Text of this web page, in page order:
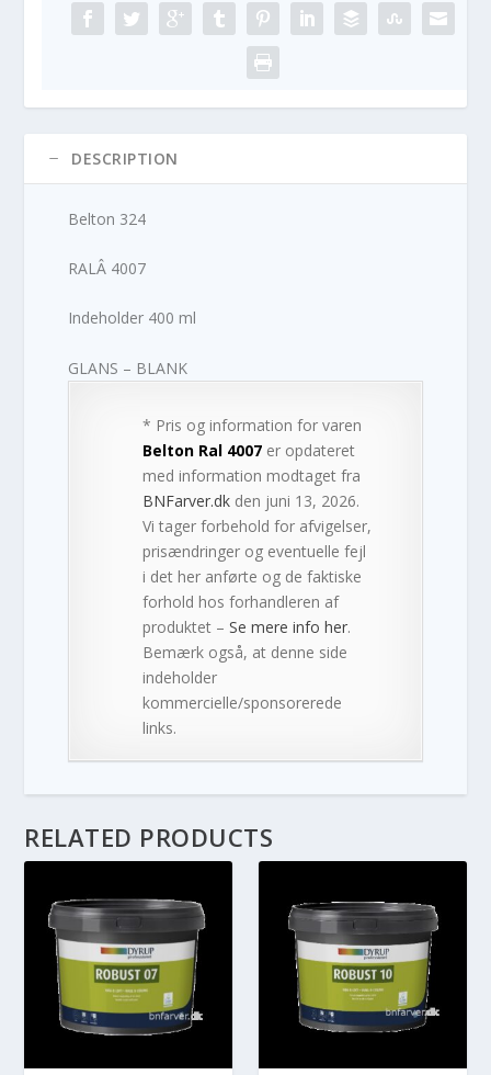
DESCRIPTION
Belton 324
RALÂ 4007
Indeholder 400 ml
GLANS – BLANK
* Pris og information for varen
Belton Ral 4007 er opdateret
med information modtaget fra
BNFarver.dk den juni 13, 2026.
Vi tager forbehold for afvigelser,
prisændringer og eventuelle fejl
i det her anførte og de faktiske
forhold hos forhandleren af
produktet –Se mere info her.
Bemærk også, at denne side
indeholder
kommercielle/sponsorerede
links.
RELATED PRODUCTS